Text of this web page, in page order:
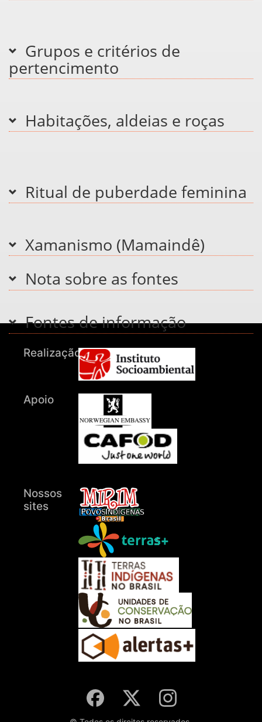
Grupos e critérios de
pertencimento
Habitações, aldeias e roças
Ritual de puberdade feminina
Xamanismo (Mamaindê)
Nota sobre as fontes
Fontes de informação